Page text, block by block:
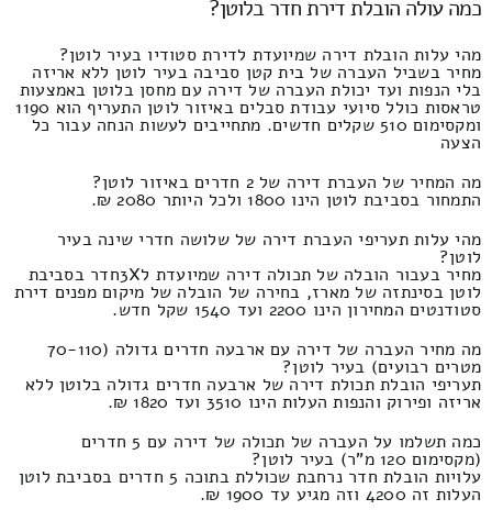
כמה עולה הובלת דירת חדר בלוטן?
מהי עלות הובלת דירה שמיועדת לדירת סטודיו בעיר לוטן?
מחיר בשביל העברה של בית קטן סביבה בעיר לוטן ללא אריזה
בלי הנפות ועד יכולת העברה של דירה עם מחסן בלוטן באמצעות
טראסות כולל סיועי עבודת סבלים באיזור לוטן התעריף הוא 1190
ומקסימום 510 שקלים חדשים. מתחייבים לעשות הנחה עבור כל
הצעה
מה המחיר של העברת דירה של 2 חדרים באיזור לוטן?
התמחור בסביבת לוטן הינו 1800 ולכל היותר 2080 ₪.
מהי עלות תעריפי העברת דירה של שלושה חדרי שינה בעיר
לוטן?
מחיר בעבור הובלה של תכולה דירה שמיועדת ל3Xחדר בסביבת
לוטן בסינתזה של מארז, בחירה של הובלה של מיקום מפנים דירת
סטודנטים המחירון הינו 2200 ועד 1540 שקל חדש.
מה מחיר העברה של דירה עם ארבעה חדרים גדולה (70-110
מטרים רבועים) בעיר לוטן?
תעריפי הובלת תכולת דירה של ארבעה חדרים גדולה בלוטן ללא
אריזה ופירוק והנפות העלות הינו 3510 ועד 1820 ₪.
כמה תשלמו על העברה של תכולה של דירה עם 5 חדרים
(מקסימום 120 מ"ר) בעיר לוטן?
עלויות הובלת חדר נרחבת שכוללת בתוכה 5 חדרים בסביבת לוטן
העלות זה 4200 וזה מגיע עד 1900 ₪.